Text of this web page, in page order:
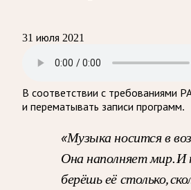
31 июля 2021
В соответствии с требованиями
и перематывать записи программ.
«Музыка носится в
Она наполняет мир.
берёшь её столько,